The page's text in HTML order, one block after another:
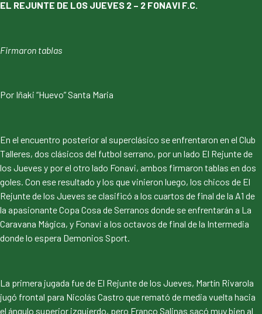
EL REJUNTE DE LOS JUEVES 2 – 2 FONAVI F.C.
Firmaron tablas
Por Iñaki “Huevo” Santa Maria
En el encuentro posterior al superclásico se enfrentaron en el Club
Talleres, dos clásicos del futbol serrano, por un lado El Rejunte de
los Jueves y por el otro lado Fonavi, ambos firmaron tablas en dos
goles. Con ese resultado y los que vinieron luego, los chicos de El
Rejunte de los Jueves se clasificó a los cuartos de final de la A1 de
la apasionante Copa Cosa de Serranos donde se enfrentarán a La
Caravana Mágica, y Fonavi a los octavos de final de la Intermedia
donde lo espera Demonios Sport.
La primera jugada fue de El Rejunte de los Jueves, Martín Rivarola
jugó frontal para Nicolás Castro que remató de media vuelta hacia
el ángulo superior izquierdo, pero Franco Salinas sacó muy bien al